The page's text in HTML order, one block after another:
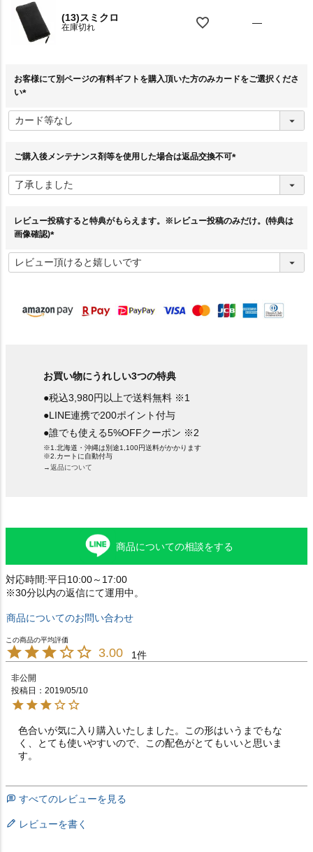
(13)スミクロ
在庫切れ —
お客様にて別ページの有料ギフトを購入頂いた方のみカードをご選択くださ
い
必
須
ご購入後メンテナンス剤等を使用した場合は返品交換不可
須
レビュー投稿すると特典がもらえます。※レビュー投稿のみだけ。(特典は
画像確認)
必
須
お買い物にうれしい3つの特典
●税込3,980円以上で送料無料 ※1
●LINE連携で200ポイント付与
●誰でも使える5%OFFクーポン ※2
※1.北海道・沖縄は別途1,100円送料がかかります
※2.カートに自動付与
→返品について
商品についての相談をする
対応時間:平日10:00～17:00
※30分以内の返信にて運用中。
商品についてのお問い合わせ
3.00 1
非公開
投稿日
2019/05/10
色合いが気に入り購入いたしました。この形はいうまでもな
く、とても使いやすいので、この配色がとてもいいと思いま
す。
すべてのレビューを見る
レビューを書く